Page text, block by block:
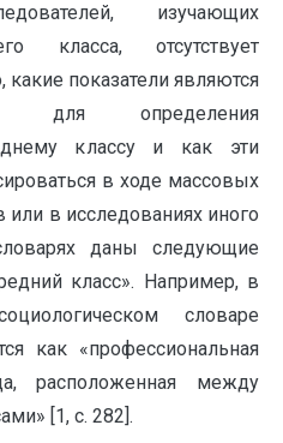
изучающих
класса, отсутствует
какие показатели являются
для определения
классу и как эти
в ходе массовых
или в исследованиях иного
даны следующие
класс». Например, в
словаре
как «профессиональная
расположенная между
[1, с. 282].